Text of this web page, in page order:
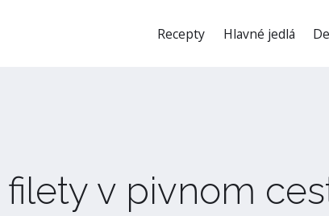
Recepty Hlavné jedlá
filety v pivnom